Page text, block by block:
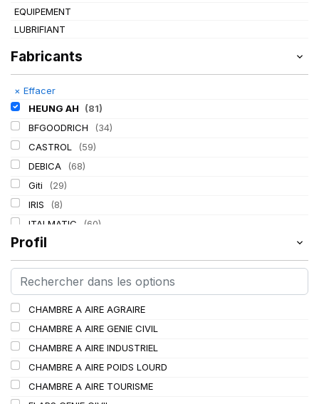
EQUIPEMENT
LUBRIFIANT
Fabricants
× Effacer
HEUNG AH
(81)
BFGOODRICH
(34)
CASTROL
(59)
DEBICA
(68)
Giti
(29)
IRIS
(8)
ITALMATIC
(60)
KLEBER
LASSA (174)
LING LONG
(152)
Profil
CHAMBRE A AIRE AGRAIRE
CHAMBRE A AIRE GENIE CIVIL
CHAMBRE A AIRE INDUSTRIEL
CHAMBRE A AIRE POIDS LOURD
CHAMBRE A AIRE TOURISME